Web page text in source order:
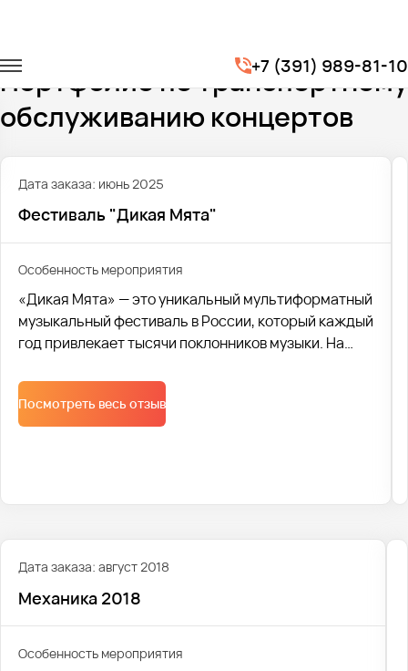
+7 (391) 989-81-10
Транспорт на концерты
Портфолио по транспортному
обслуживанию концертов
Дата заказа: июнь 2025
Фестиваль "Дикая Мята"
Особенность мероприятия
«Дикая Мята» — это уникальный мультиформатный
музыкальный фестиваль в России, который каждый
год привлекает тысячи поклонников музыки. На
любимые артисты, так и свежие имена, которые
только начинают завоевывать сердца слушателей.
Мы с гордостью отмечаем, что в этом году нам
Посмотреть весь отзыв
Дата заказа: август 2018
Механика 2018
Особенность мероприятия